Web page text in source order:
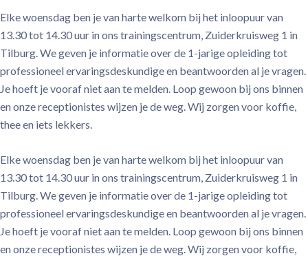
Elke woensdag ben je van harte welkom bij het inloopuur van
13.30 tot 14.30 uur in ons trainingscentrum, Zuiderkruisweg 1 in
Tilburg. We geven je informatie over de 1-jarige opleiding tot
professioneel ervaringsdeskundige en beantwoorden al je vragen.
Je hoeft je vooraf niet aan te melden. Loop gewoon bij ons binnen
en onze receptionistes wijzen je de weg. Wij zorgen voor koffie,
thee en iets lekkers.
Elke woensdag ben je van harte welkom bij het inloopuur van
13.30 tot 14.30 uur in ons trainingscentrum, Zuiderkruisweg 1 in
Tilburg. We geven je informatie over de 1-jarige opleiding tot
professioneel ervaringsdeskundige en beantwoorden al je vragen.
Je hoeft je vooraf niet aan te melden. Loop gewoon bij ons binnen
en onze receptionistes wijzen je de weg. Wij zorgen voor koffie,